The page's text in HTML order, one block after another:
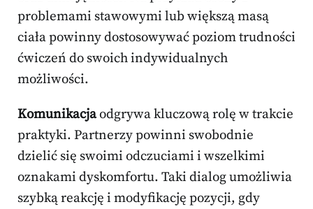
problemami stawowymi lub większą masą
ciała powinny dostosowywać poziom trudności
ćwiczeń do swoich indywidualnych
możliwości.
Komunikacjaodgrywa kluczową rolę w trakcie
praktyki. Partnerzy powinni swobodnie
dzielić się swoimi odczuciami i wszelkimi
oznakami dyskomfortu. Taki dialog umożliwia
szybką reakcję i modyfikację pozycji, gdy